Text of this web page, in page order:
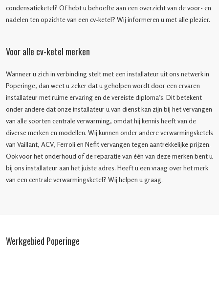
condensatieketel? Of hebt u behoefte aan een overzicht van de voor- en
nadelen ten opzichte van een cv-ketel? Wij informeren u met alle plezier.
Voor alle cv-ketel merken
Wanneer u zich in verbinding stelt met een installateur uit ons netwerk in
Poperinge, dan weet u zeker dat u geholpen wordt door een ervaren
installateur met ruime ervaring en de vereiste diploma’s. Dit betekent
onder andere dat onze installateur u van dienst kan zijn bij het vervangen
van alle soorten centrale verwarming, omdat hij kennis heeft van de
diverse merken en modellen. Wij kunnen onder andere verwarmingsketels
van Vaillant, ACV, Ferroli en Nefit vervangen tegen aantrekkelijke prijzen.
Ook voor het onderhoud of de reparatie van één van deze merken bent u
bij ons installateur aan het juiste adres. Heeft u een vraag over het merk
van een centrale verwarmingsketel? Wij helpen u graag.
Werkgebied Poperinge